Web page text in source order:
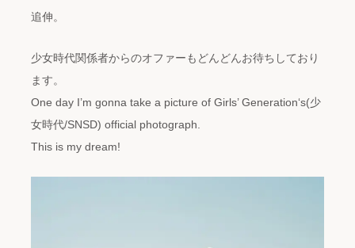
追伸。
少女時代関係者からのオファーもどんどんお待ちしており
ます。
One day I’m gonna take a picture of Girls’ Generation‘s(少
女時代/SNSD) official photograph.
This is my dream!